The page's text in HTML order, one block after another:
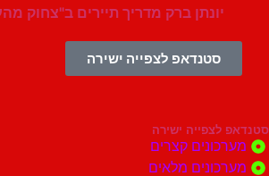
יונתן ברק מדריך תיירים ב"צחוק מהעבודה"
סטנדאפ לצפייה ישירה
ישירה
קצרים
מלאים